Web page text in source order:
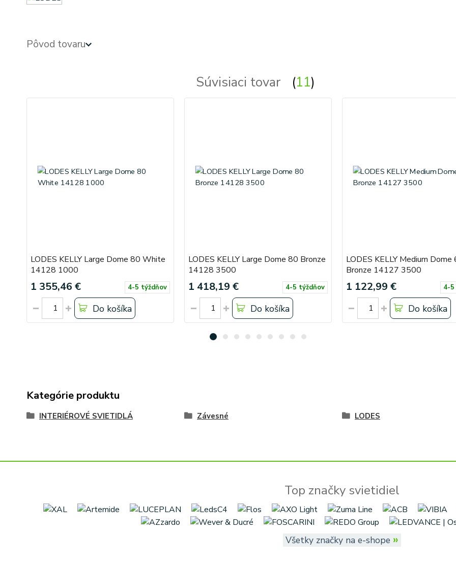
Pôvod tovaru
Súvisiaci tovar 11
LODES KELLY Large Dome 80 White
14128 1000
1 355,46 € 4-5 týždňov
Do košíka
LODES KELLY Large Dome 80 Bronze
14128 3500
1 418,19 € 4-5 týždňov
Do košíka
LODES KELLY Medium Dome
Bronze 14127 3500
1 122,99 € 4-
Do košíka
Kategórie produktu
INTERIÉROVÉ SVIETIDLÁ Závesné LODES
Top značky svietidiel
Všetky značky na e-shope »